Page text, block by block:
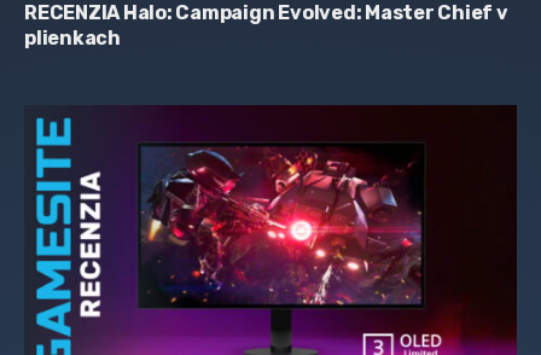
RECENZIA Halo: Campaign Evolved: Master Chief v
plienkach